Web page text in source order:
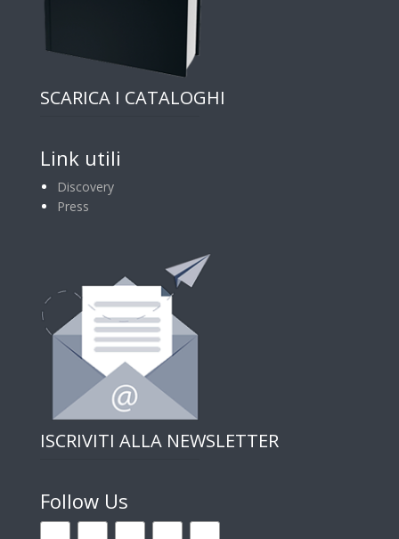
SCARICA I CATALOGHI
Link utili
Discovery
Press
ISCRIVITI ALLA NEWSLETTER
Follow Us